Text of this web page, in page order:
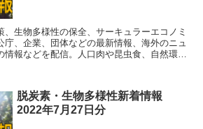
、生物多様性の保全、サーキュラーエコノミ
庁、企業、団体などの最新情報、海外のニュ
報などを配信。人口肉や昆虫食、自然環境
脱炭素・生物多様性新着情報
2022年7月27日分